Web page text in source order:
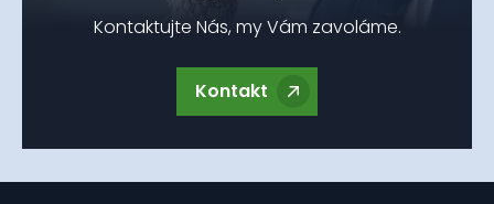
Kontaktujte Nás, my Vám zavoláme.
Kontakt